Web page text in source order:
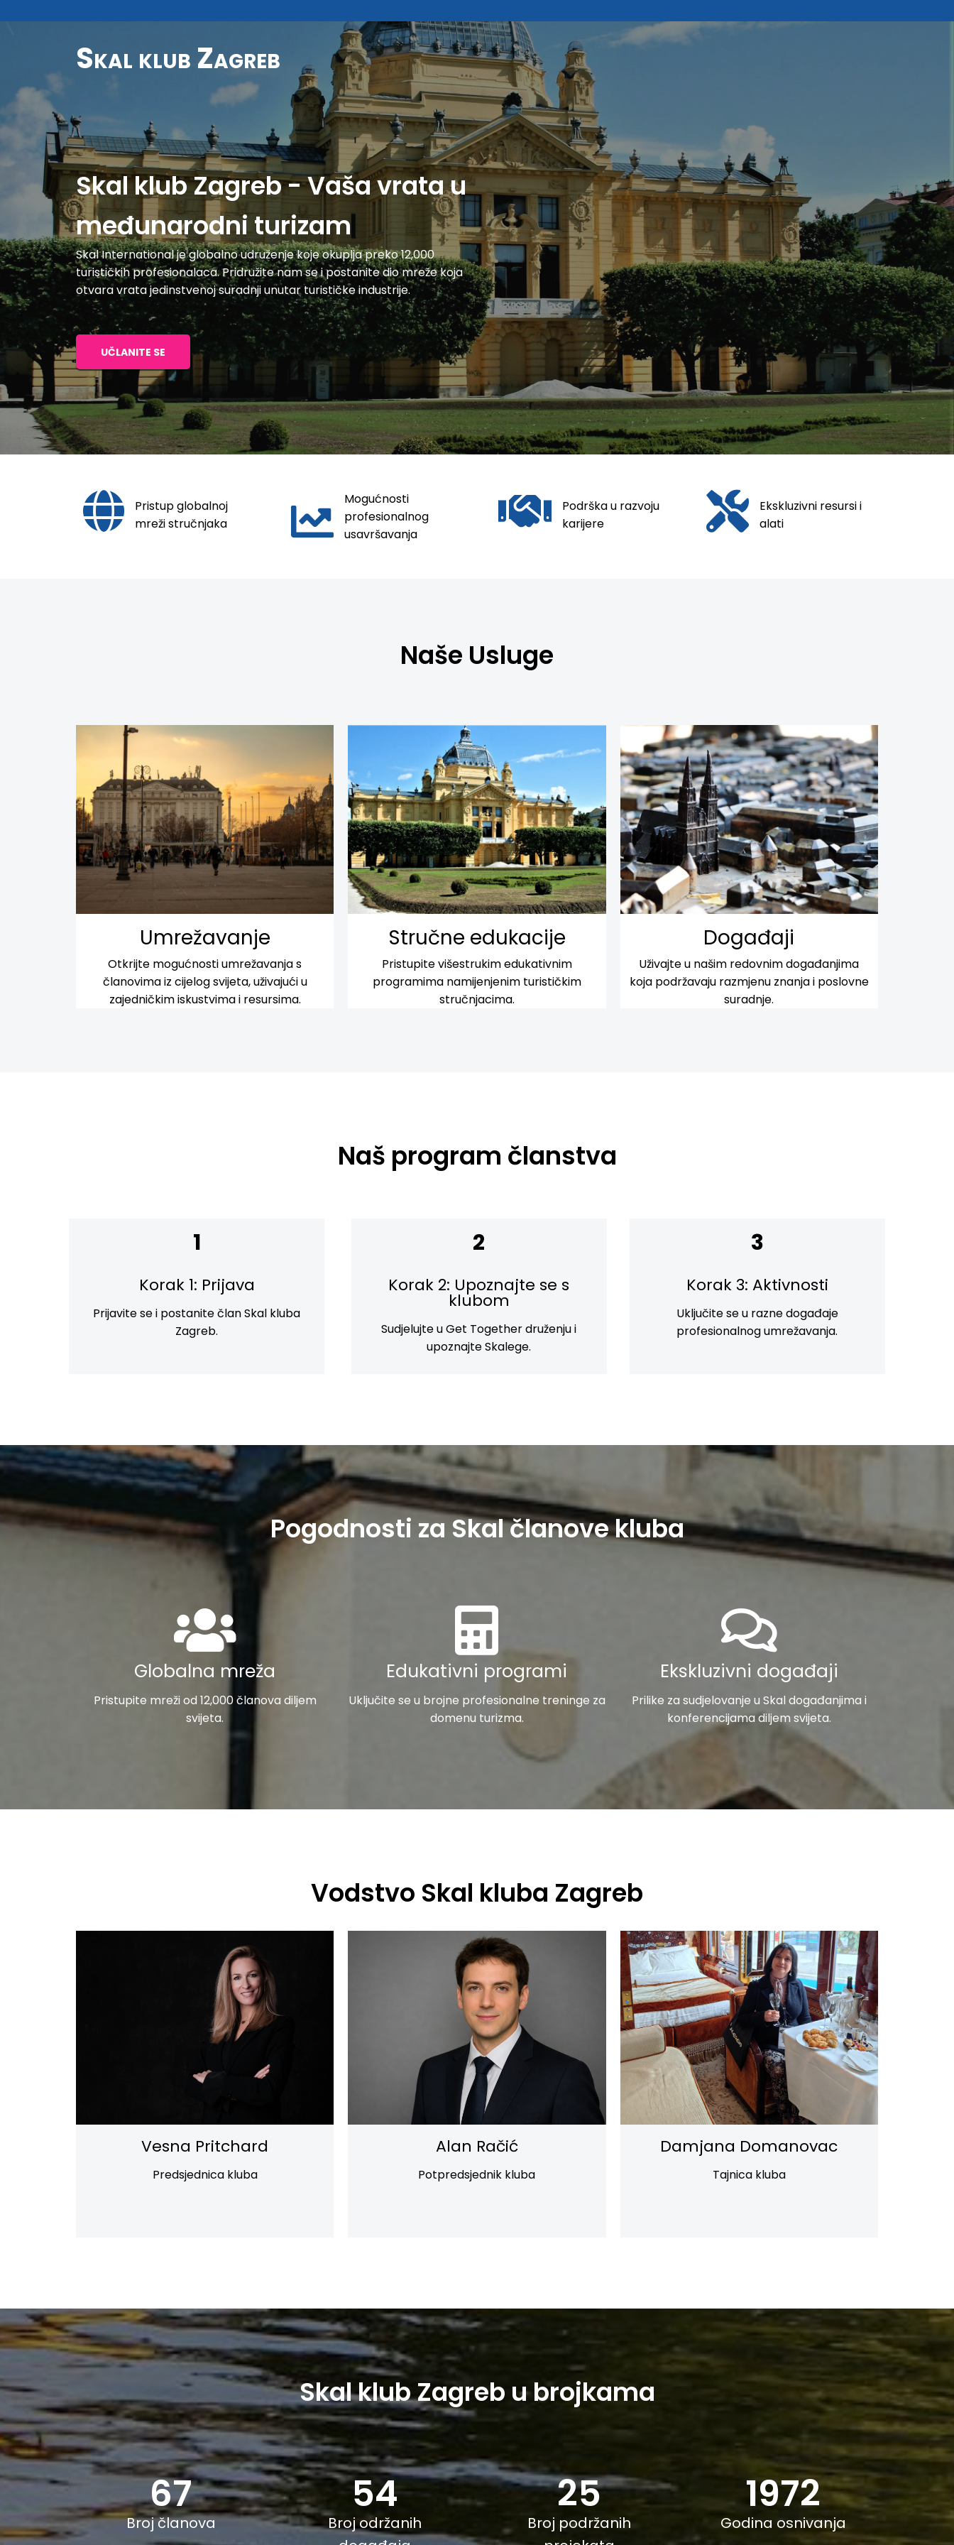
Skal klub Zagreb
Skal klub Zagreb - Vaša vrata u
međunarodni turizam
Skal International je globalno udruženje koje okuplja preko 12,000
turističkih profesionalaca. Pridružite nam se i postanite dio mreže koja
otvara vrata jedinstvenoj suradnji unutar turističke industrije.
UČLANITE SE
Pristup globalnoj
mreži stručnjaka
Mogućnosti
profesionalnog
usavršavanja
Podrška u razvoju
karijere
Ekskluzivni resursi i
alati
Naše Usluge
Umrežavanje
Otkrijte mogućnosti umrežavanja s
članovima iz cijelog svijeta, uživajući u
zajedničkim iskustvima i resursima.
Stručne edukacije
Pristupite višestrukim edukativnim
programima namijenjenim turističkim
stručnjacima.
Događaji
Uživajte u našim redovnim događanjima
koja podržavaju razmjenu znanja i poslovne
suradnje.
Naš program članstva
1
Korak 1: Prijava
Prijavite se i postanite član Skal kluba
Zagreb.
2
Korak 2: Upoznajte se s
klubom
Sudjelujte u Get Together druženju i
upoznajte Skalege.
3
Korak 3: Aktivnosti
Uključite se u razne događaje
profesionalnog umrežavanja.
Pogodnosti za Skal članove kluba
Globalna mreža
Pristupite mreži od 12,000 članova diljem
svijeta.
Edukativni programi
Uključite se u brojne profesionalne treninge za
domenu turizma.
Ekskluzivni događaji
Prilike za sudjelovanje u Skal događanjima i
konferencijama diljem svijeta.
Vodstvo Skal kluba Zagreb
Vesna Pritchard
Predsjednica kluba
Alan Račić
Potpredsjednik kluba
Damjana Domanovac
Tajnica kluba
Skal klub Zagreb u brojkama
67
Broj članova
54
Broj održanih
25
Broj podržanih
1972
Godina osnivanja